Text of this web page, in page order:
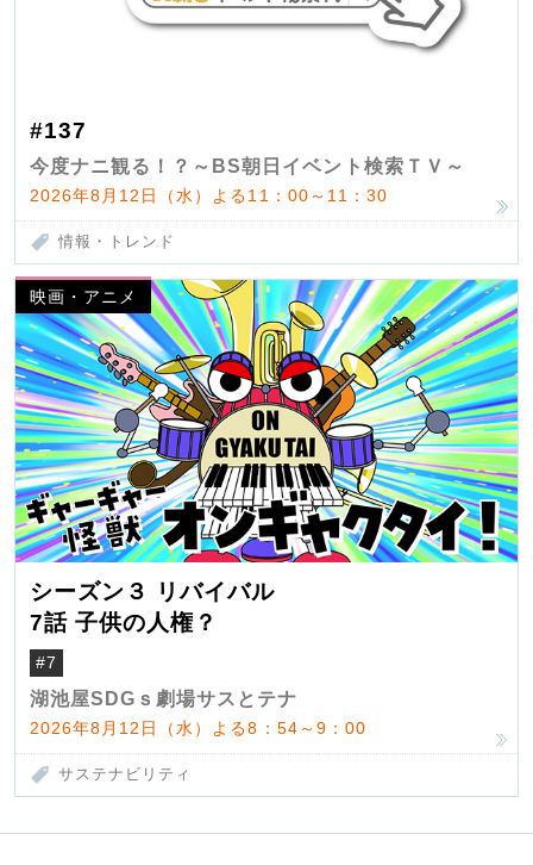
#137
今度ナニ観る！？～BS朝日イベント検索ＴＶ～
2026年8月12日（水）よる11：00～11：30
情報・トレンド
映画・アニメ
シーズン３ リバイバル
7話 子供の人権？
#7
湖池屋SDGｓ劇場サスとテナ
2026年8月12日（水）よる8：54～9：00
サステナビリティ